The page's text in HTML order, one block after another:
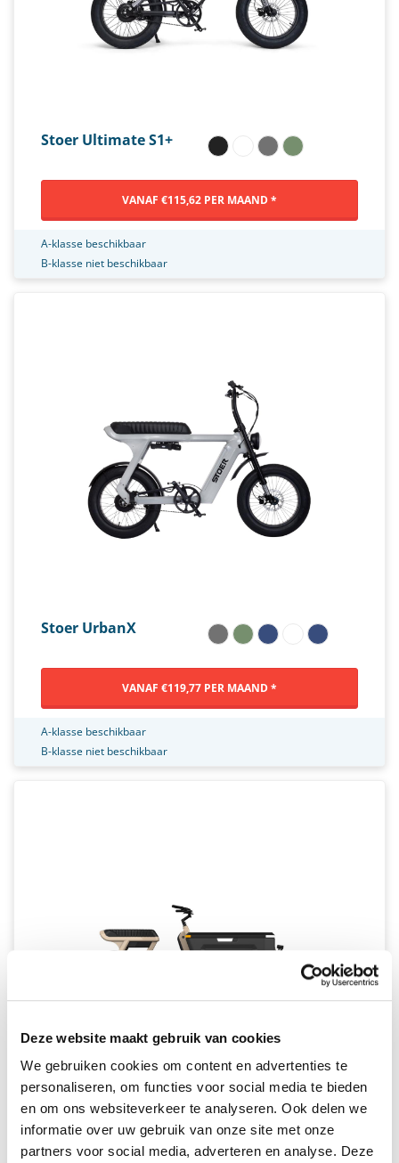
Deze website maakt gebruik van cookies
We gebruiken cookies om content en advertenties te
personaliseren, om functies voor social media te bieden
en om ons websiteverkeer te analyseren. Ook delen we
informatie over uw gebruik van onze site met onze
partners voor social media, adverteren en analyse. Deze
Stoer Ultimate S1+
VANAF €115,62 PER MAAND *
A-klasse beschikbaar
B-klasse niet beschikbaar
Stoer UrbanX
VANAF €119,77 PER MAAND *
A-klasse beschikbaar
B-klasse niet beschikbaar
Stoer CargoX